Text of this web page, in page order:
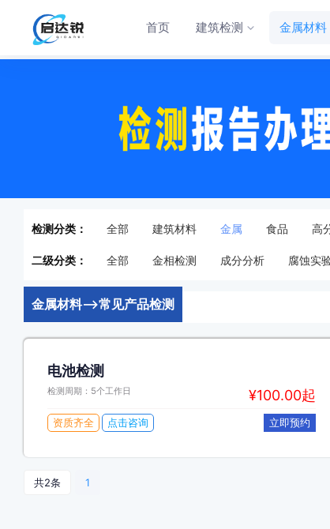
首页 建筑检测 金属材料
检测分类： 全部 建筑材料 金属 食品 高
二级分类： 全部 金相检测 成分分析 腐蚀实
电池检测
检测周期：5个工作日 ¥100.00起
资质齐全 点击咨询 立即预约
金属材料-->常见产品检测
共2条 1